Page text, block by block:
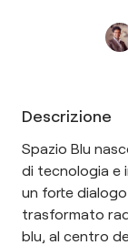
Descrizione
Spazio Blu
di tecnologia e
un forte
trasformato
blu, al centro